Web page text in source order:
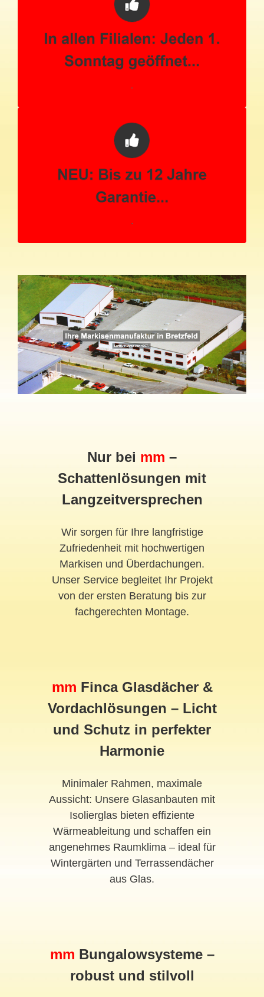
Nur bei mm –
Schattenlösungen mit
Langzeitversprechen
Wir sorgen für Ihre langfristige
Zufriedenheit mit hochwertigen
Markisen und Überdachungen.
Unser Service begleitet Ihr Projekt
von der ersten Beratung bis zur
fachgerechten Montage.
mm Finca Glasdächer &
Vordachlösungen – Licht
und Schutz in perfekter
Harmonie
Minimaler Rahmen, maximale
Aussicht: Unsere Glasanbauten mit
Isolierglas bieten effiziente
Wärmeableitung und schaffen ein
angenehmes Raumklima – ideal für
Wintergärten und Terrassendächer
aus Glas.
mm Bungalowsysteme –
robust und stilvoll